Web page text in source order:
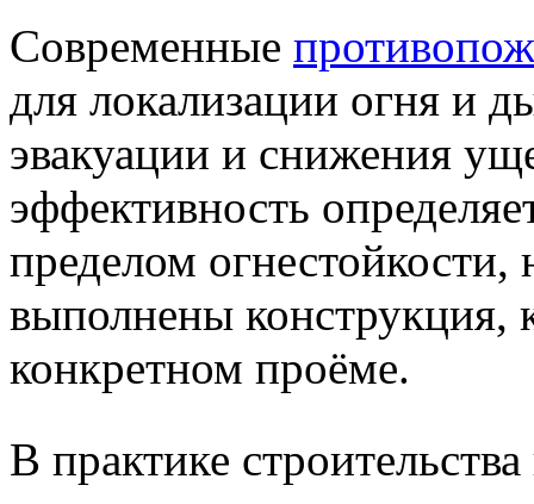
Современные
для локализации огня и
эвакуации и снижения
эффективность
пределом
выполнены конструкция,
конкретном проёме.
В практике